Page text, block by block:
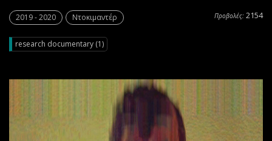
Προβολές: 2154
2019 - 2020 Ντοκιμαντέρ
research documentary (1)